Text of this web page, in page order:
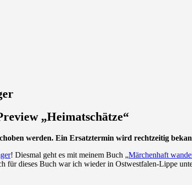
„Heimatschätze“
werden. Ein Ersatztermin wird rechtzeitig
! Diesmal geht es mit meinem Buch „Märchenhaft
für dieses Buch war ich wieder in Ostwestfalen-Lippe